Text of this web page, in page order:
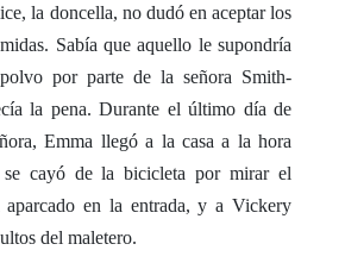
la doncella, no dudó en aceptar los
Sabía que aquello le supondría
por parte de la señora Smith-
la pena. Durante el último día de
Emma llegó a la casa a la hora
se cayó de la bicicleta por mirar el
aparcado en la entrada, y a Vickery
del maletero.